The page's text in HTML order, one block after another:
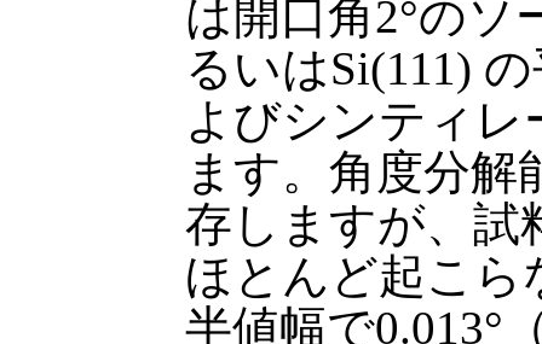
は開口角2°のソ
るいはSi(111)
よびシンティ
ます。角度分解
存しますが、試
ほとんど起こら
半値幅で0.013°